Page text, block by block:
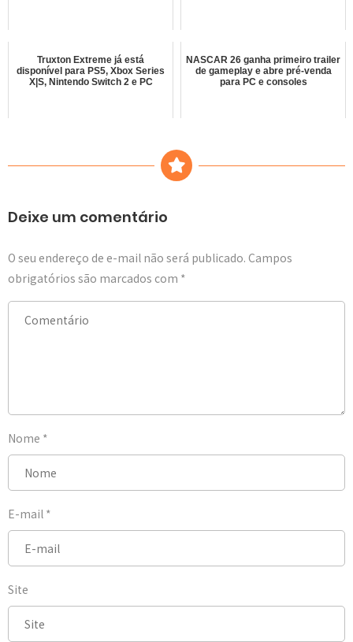
Truxton Extreme já está
disponível para PS5, Xbox Series
X|S, Nintendo Switch 2 e PC
NASCAR 26 ganha primeiro trailer
de gameplay e abre pré-venda
para PC e consoles
Deixe um comentário
O seu endereço de e-mail não será publicado. Campos
obrigatórios são marcados com *
Nome *
E-mail *
Site